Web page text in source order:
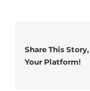
Share This
Your Platform!